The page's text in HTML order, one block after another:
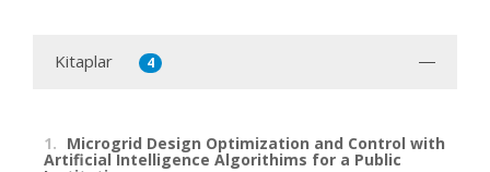
Kitaplar 4
1. Microgrid Design Optimization and Control with
Artificial Intelligence Algorithims for a Public